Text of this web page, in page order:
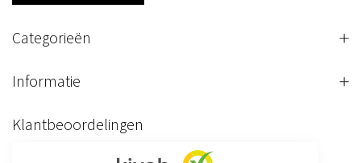
Categorieën
Informatie
Klantbeoordelingen